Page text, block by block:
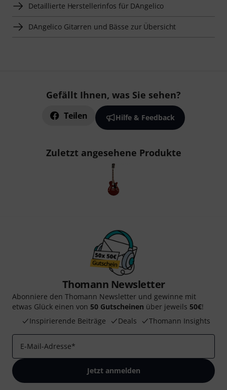
Detaillierte Herstellerinfos für DAngelico
DAngelico Gitarren und Bässe zur Übersicht
Gefällt Ihnen, was Sie sehen?
Teilen Hilfe & Feedback
Zuletzt angesehene Produkte
Thomann Newsletter
Abonniere den Thomann Newsletter und gewinne mit
etwas Glück einen von 50 Gutscheinen über jeweils 50€!
Inspirierende Beiträge
Deals Thomann Insights
E-Mail-Adresse*
Jetzt anmelden